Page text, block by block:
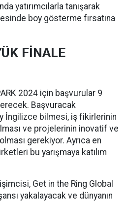
yatırımcılarla tanışarak
boy gösterme fırsatına
FİNALE
2024 için başvurular 9
Başvuracak
İngilizce bilmesi, iş fikirlerinin
ve projelerinin inovatif ve
gerekiyor. Ayrıca en
bu yarışmaya katılım
Get in the Ring Global
yakalayacak ve dünyanın